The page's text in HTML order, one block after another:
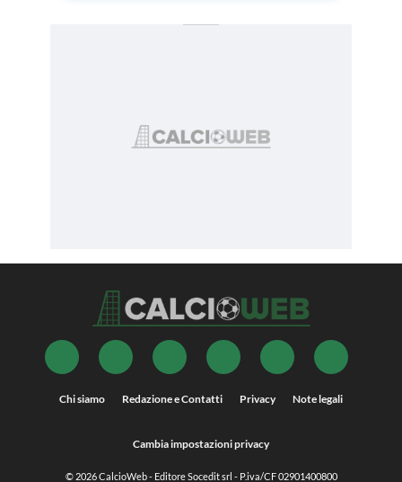
Chi siamo Redazione e Contatti Privacy Note legali
Cambia impostazioni privacy
© 2026CalcioWeb- Editore Socedit srl - P.iva/CF 02901400800